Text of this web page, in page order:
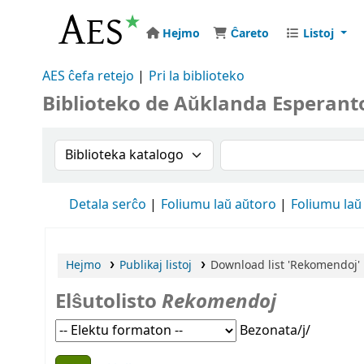
Hejmo Ĉareto Listoj
AES ĉefa retejo Pri la biblioteko
Biblioteko de Aŭklanda
Search the catalog by: Search the catalog
Detala serĉo Foliumu laŭ aŭtoro Foliumu
Hejmo Publikaj listoj Download list 'Rekomendoj'
ElŝutolistoRekomendoj
Bezonata/j/